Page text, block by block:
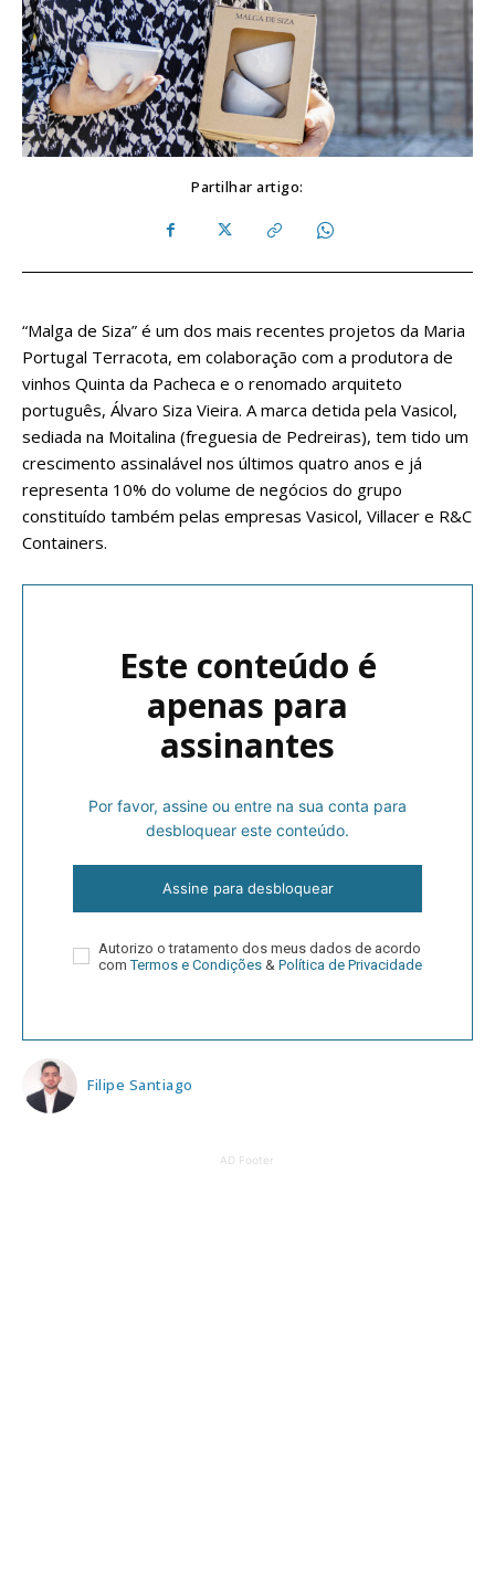
Partilhar artigo:
“Malga de Siza” é um dos mais recentes projetos da Maria
Portugal Terracota, em colaboração com a produtora de
vinhos Quinta da Pacheca e o renomado arquiteto
português, Álvaro Siza Vieira. A marca detida pela Vasicol,
sediada na Moitalina (freguesia de Pedreiras), tem tido um
crescimento assinalável nos últimos quatro anos e já
representa 10% do volume de negócios do grupo
constituído também pelas empresas Vasicol, Villacer e R&C
Containers.
Este conteúdo é
apenas para
assinantes
Por favor, assine ou entre na sua conta para
desbloquear este conteúdo.
Assine para desbloquear
Autorizo o tratamento dos meus dados de acordo
comTermos e Condições & Política de Privacidade
Filipe Santiago
AD Footer